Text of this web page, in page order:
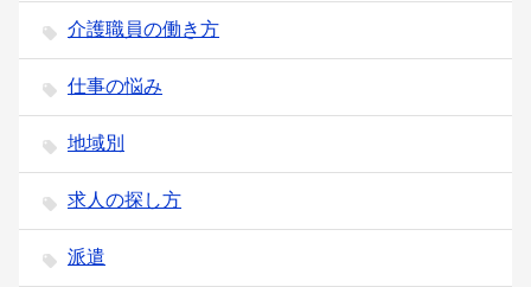
介護職員の働き方
仕事の悩み
地域別
求人の探し方
派遣